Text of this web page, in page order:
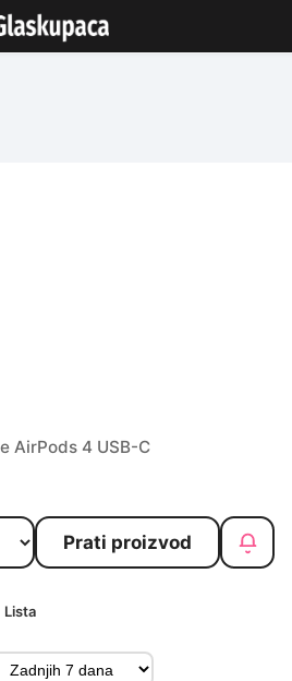
AirPods 4 USB-C
Prati proizvod
Lista